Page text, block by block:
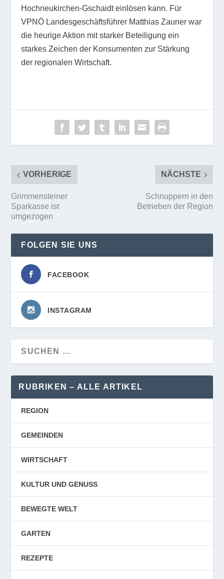
Hochneukirchen-Gschaidt einlösen kann. Für
VPNÖ Landesgeschäftsführer Matthias Zauner war
die heurige Aktion mit starker Beteiligung ein
starkes Zeichen der Konsumenten zur Stärkung
der regionalen Wirtschaft.
VORHERIGE
Grimmensteiner
Sparkasse ist
umgezogen
NÄCHSTE
Schnuppern in den
Betrieben der Region
FOLGEN SIE UNS
FACEBOOK
INSTAGRAM
RUBRIKEN – ALLE ARTIKEL
REGION
GEMEINDEN
WIRTSCHAFT
KULTUR UND GENUSS
BEWEGTE WELT
GARTEN
REZEPTE